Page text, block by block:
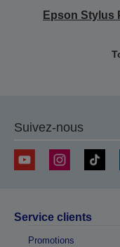
Epson Stylus
Suivez-nous
Service clients
Promotions